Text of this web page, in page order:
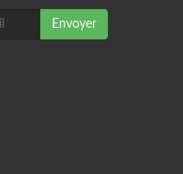
Envoyer